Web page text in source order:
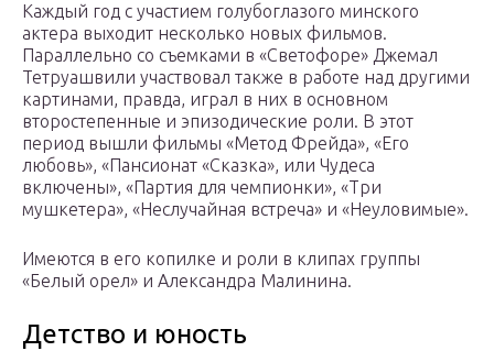
Каждый год с участием голубоглазого минского
актера выходит несколько новых фильмов.
Параллельно со съемками в «Светофоре» Джемал
Тетруашвили участвовал также в работе над другими
картинами, правда, играл в них в основном
второстепенные и эпизодические роли. В этот
период вышли фильмы «Метод Фрейда», «Его
любовь», «Пансионат «Сказка», или Чудеса
включены», «Партия для чемпионки», «Три
мушкетера», «Неслучайная встреча» и «Неуловимые».
Имеются в его копилке и роли в клипах группы
«Белый орел» и Александра Малинина.
Детство и юность